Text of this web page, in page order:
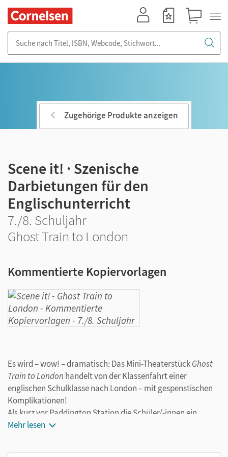
Zugehörige Produkte anzeigen
Scene it! · Szenische
Darbietungen für den
Englischunterricht
7./8. Schuljahr
Ghost Train to London
Kommentierte Kopiervorlagen
Es wird – wow! – dramatisch: Das Mini-TheaterstückGhost
Train to London handelt von der Klassenfahrt einer
englischen Schulklasse nach London – mit gespenstischen
Komplikationen!
Als kurz vor Paddington Station die Schüler/-innen ein
Bonbon mit dem verdächtigen Namen
Mehr lesen